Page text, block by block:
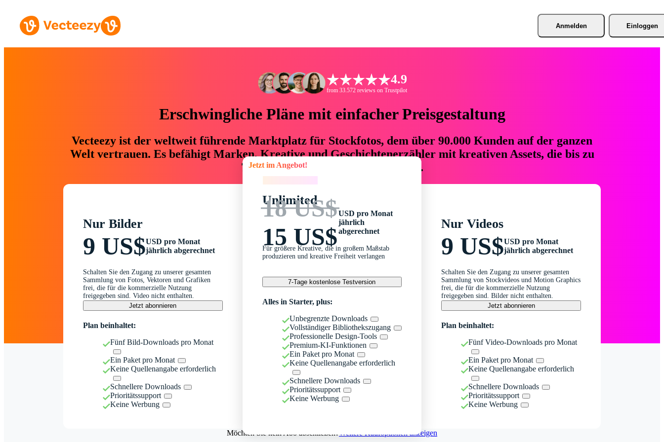
Anmelden Einloggen
4.9
from 33.572 reviews on Trustpilot
Erschwingliche Pläne mit einfacher Preisgestaltung
Vecteezy ist der weltweit führende Marktplatz für Stockfotos, dem über 90.000 Kunden auf der ganzen
Welt vertrauen. Es befähigt Marken, Kreative und Geschichtenerzähler mit kreativen Assets, die bis zu
76 % an Zeit und Budget einsparen.
Nur Bilder
9 US$USD pro Monat
jährlich abgerechnet
Schalten Sie den Zugang zu unserer gesamten
Sammlung von Fotos, Vektoren und Grafiken
frei, die für die kommerzielle Nutzung
freigegeben sind. Video nicht enthalten.
Jetzt abonnieren
Plan beinhaltet:
Fünf Bild-Downloads pro Monat
Ein Paket pro Monat
Keine Quellenangabe erforderlich
Schnellere Downloads
Prioritätssupport
Keine Werbung
Jetzt im Angebot!
Unlimited
18 US$
15 US$
USD pro Monat
jährlich
abgerechnet
Für größere Kreative, die in großem Maßstab
produzieren und kreative Freiheit verlangen
7-Tage kostenlose Testversion
Alles in Starter, plus:
Unbegrenzte Downloads
Vollständiger Bibliothekszugang
Professionelle Design-Tools
Premium-KI-Funktionen
Ein Paket pro Monat
Keine Quellenangabe erforderlich
Schnellere Downloads
Prioritätssupport
Keine Werbung
Nur Videos
9 US$USD pro Monat
jährlich abgerechnet
Schalten Sie den Zugang zu unserer gesamten
Sammlung von Stockvideos und Motion Graphics
frei, die für die kommerzielle Nutzung
freigegeben sind. Bilder nicht enthalten.
Jetzt abonnieren
Plan beinhaltet:
Fünf Video-Downloads pro Monat
Ein Paket pro Monat
Keine Quellenangabe erforderlich
Schnellere Downloads
Prioritätssupport
Keine Werbung
Möchten Sie kein Abo abschließen?Weitere Kaufoptionen anzeigen